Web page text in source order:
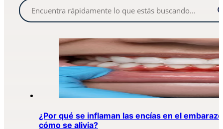
¿Por qué se inflaman las encías en el
cómo se alivia?